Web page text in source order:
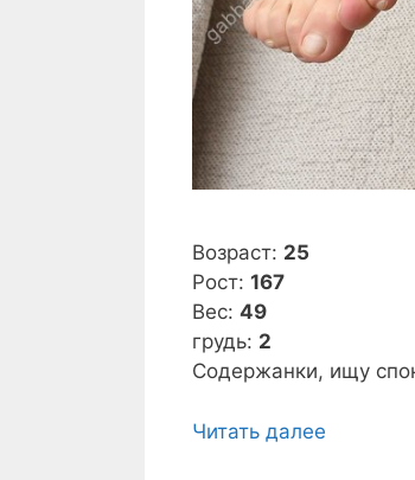
Возраст: 25
Рост: 167
Вес: 49
грудь: 2
Содержанки, ищу
Читать далее